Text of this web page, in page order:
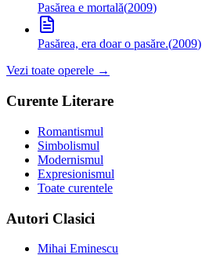
Pasărea e mortală(2009)
Pasărea, era doar o pasăre.(2009)
Vezi toate operele →
Curente Literare
Romantismul
Simbolismul
Modernismul
Expresionismul
Toate curentele
Autori Clasici
Mihai Eminescu